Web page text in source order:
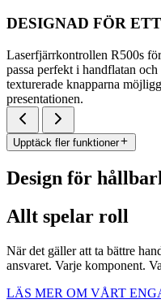
DESIGNAD FÖR
Laserfjärrkontrollen R500s
passa perfekt i handflatan
texturerade knapparna
presentationen.
Upptäck fler funktioner
Design för
Allt spelar roll
När det gäller att ta bättre
ansvaret. Varje komponent.
LÄS MER OM VÅRT